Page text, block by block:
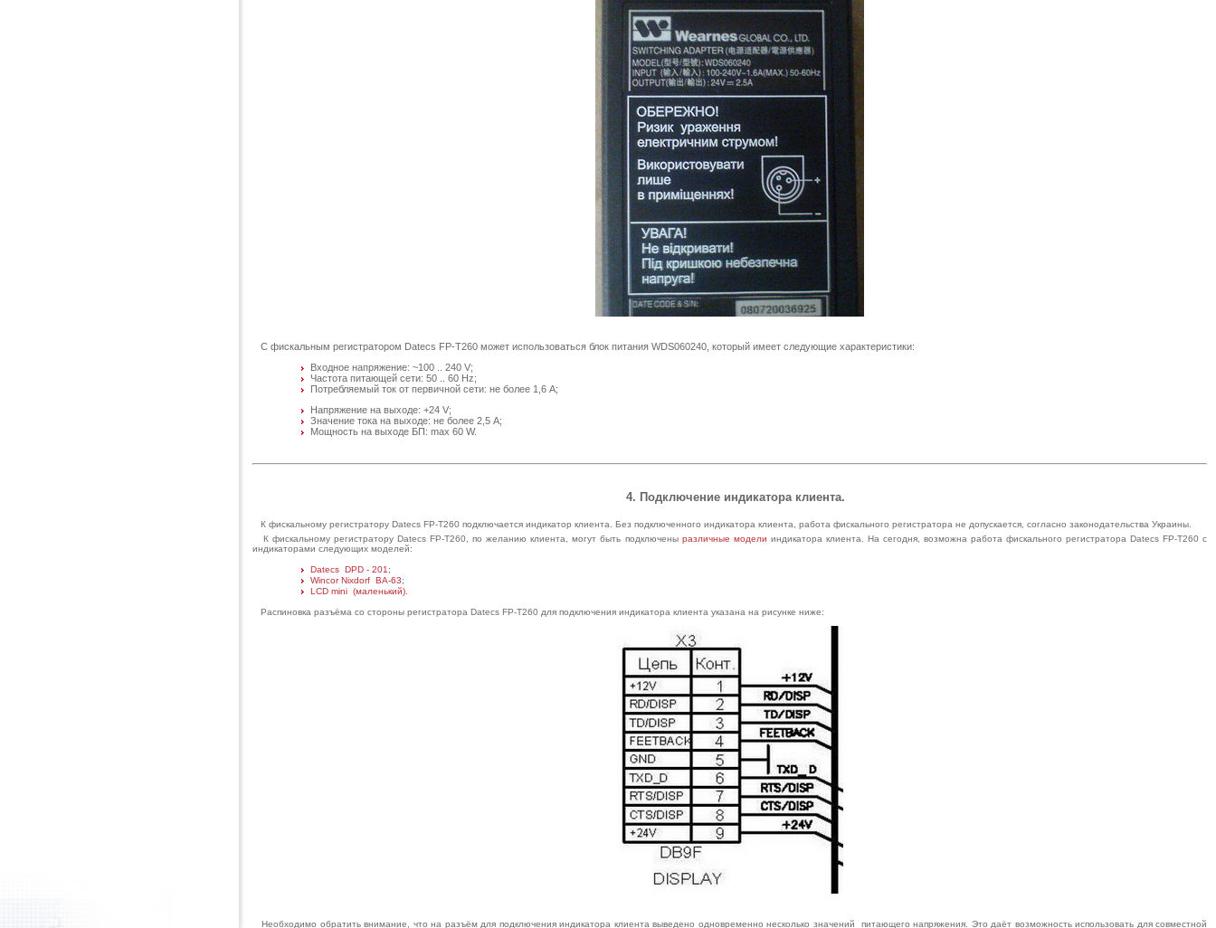
С фискальным регистратором Datecs FP-T260 может использоваться блок питания WDS060240, который имеет следующие характеристики:
Входное напряжение: ~100 .. 240 V;
Частота питающей сети: 50 .. 60 Hz;
Потребляемый ток от первичной сети: не более 1,6 А;
Напряжение на выходе: +24 V;
Значение тока на выходе: не более 2,5 A;
Мощность на выходе БП: max 60 W.
4. Подключение индикатора клиента.
К фискальному регистратору Datecs FP-T260 подключается индикатор клиента. Без подключенного индикатора клиента, работа фискального регистратора не допускается, согласно законодательства Украины.
К фискальному регистратору Datecs FP-T260, по желанию клиента, могут быть подключены различные модели индикатора клиента. На сегодня, возможна работа фискального регистратора Datecs FP-T260 с
индикаторами следующих моделей:
Datecs DPD - 201;
Wincor Nixdorf BA-63;
LCD mini (маленький).
Распиновка разъёма со стороны регистратора Datecs FP-T260 для подключения индикатора клиента указана на рисунке ниже:
Необходимо обратить внимание, что на разъём для подключения индикатора клиента выведено одновременно несколько значений питающего напряжения. Это даёт возможность использовать для совместной